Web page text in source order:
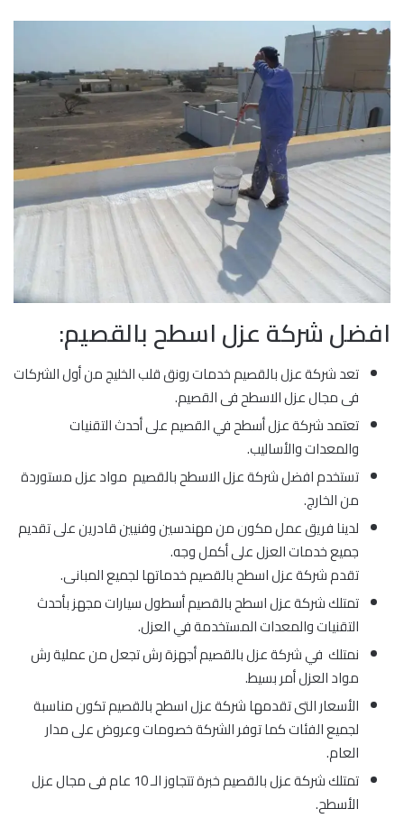
افضل شركة عزل اسطح بالقصيم:
تعد شركة عزل بالقصيم خدمات رونق قلب الخليج من أول الشركات
فى مجال عزل الاسطح فى القصيم.
تعتمد شركة عزل أسطح في القصيم على أحدث التقنيات
والمعدات والأساليب.
تستخدم افضل شركة عزل الاسطح بالقصيم مواد عزل مستوردة
من الخارج.
لدينا فريق عمل مكون من مهندسين وفنيين قادرين على تقديم
جميع خدمات العزل على أكمل وجه.
تقدم شركة عزل اسطح بالقصيم خدماتها لجميع المبانى.
تمتلك شركة عزل اسطح بالقصيم أسطول سيارات مجهز بأحدث
التقنيات والمعدات المستخدمة في العزل.
نمتلك في شركة عزل بالقصيم أجهزة رش تجعل من عملية رش
مواد العزل أمر بسيط.
الأسعار التى تقدمها شركة عزل اسطح بالقصيم تكون مناسبة
لجميع الفئات كما توفر الشركة خصومات وعروض على مدار
العام.
تمتلك شركة عزل بالقصيم خبرة تتجاوز الـ 10 عام فى مجال عزل
الأسطح.